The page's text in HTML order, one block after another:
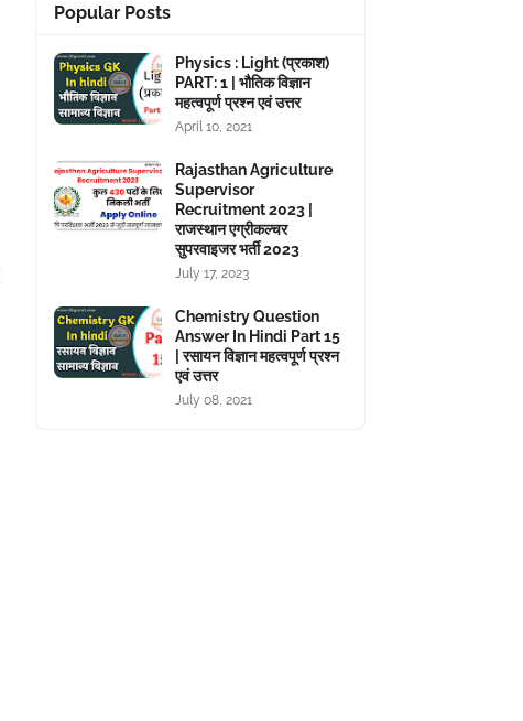
Popular Posts
Physics : Light (प्रकाश)
PART: 1 | भौतिक विज्ञान
महत्वपूर्ण प्रश्न एवं उत्तर
April 10, 2021
Rajasthan Agriculture
Supervisor
Recruitment 2023 |
राजस्थान एग्रीकल्चर
सुपरवाइजर भर्ती 2023
July 17, 2023
Chemistry Question
Answer In Hindi Part 15
| रसायन विज्ञान महत्वपूर्ण प्रश्न
एवं उत्तर
July 08, 2021